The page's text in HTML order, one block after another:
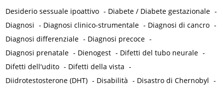
Desiderio sessuale ipoattivo - Diabete / Diabete gestazionale -
Diagnosi - Diagnosi clinico-strumentale - Diagnosi di cancro -
Diagnosi differenziale - Diagnosi precoce -
Diagnosi prenatale - Dienogest - Difetti del tubo neurale -
Difetti dell'udito - Difetti della vista -
Diidrotestosterone (DHT) - Disabilità - Disastro di Chernobyl -